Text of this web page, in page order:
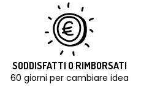
SODDISFATTI O RIMBORSATI
60 giorni per cambiare idea